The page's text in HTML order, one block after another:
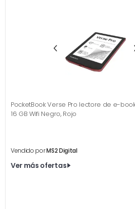
PocketBook Verse Pro lectore de e-
16 GB Wifi Negro, Rojo
Vendido porMS2 Digital
Ver más ofertas